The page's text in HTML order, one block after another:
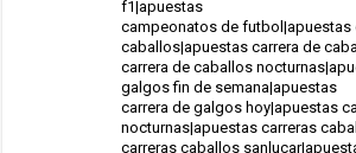
f1|apuestas
campeonatos de futbol|apuestas
caballos|apuestas carrera de
carrera de caballos
galgos fin de semana|apuestas
carrera de galgos hoy|apuestas
nocturnas|apuestas carreras
carreras caballos